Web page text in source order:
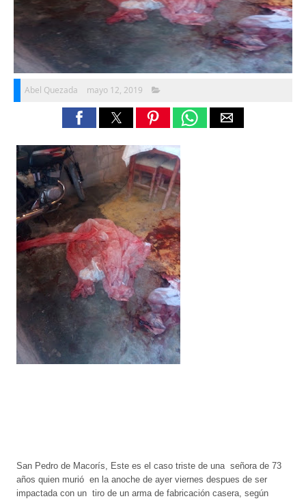
Abel Quezada mayo 12, 2019
San Pedro de Macorís, Este es el caso triste de una señora de 73
años quien murió en la anoche de ayer viernes despues de ser
impactada con un tiro de un arma de fabricación casera, según